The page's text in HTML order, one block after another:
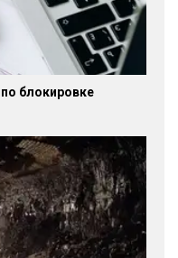
блокировке